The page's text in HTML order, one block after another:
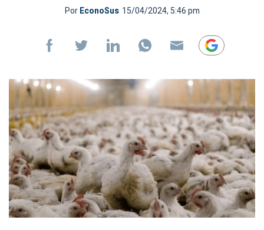
PorEconoSus 15/04/2024, 5:46 pm